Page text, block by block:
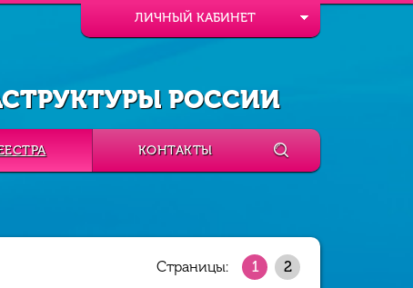
ЛИЧНЫЙ КАБИНЕТ
РОССИИ
КОНТАКТЫ
Страницы: 1 2